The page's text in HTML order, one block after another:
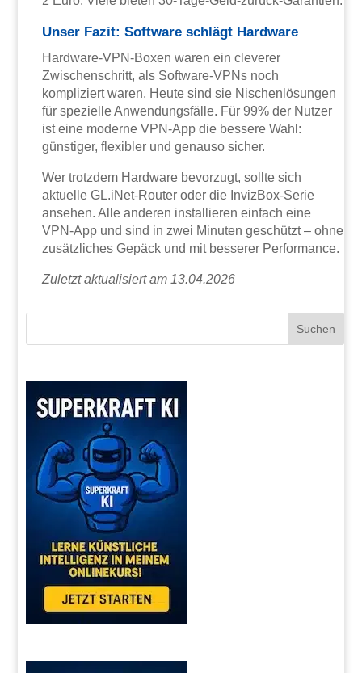
Unser Fazit: Software schlägt Hardware
Hardware-VPN-Boxen waren ein cleverer
Zwischenschritt, als Software-VPNs noch
kompliziert waren. Heute sind sie Nischenlösungen
für spezielle Anwendungsfälle. Für 99% der Nutzer
ist eine moderne VPN-App die bessere Wahl:
günstiger, flexibler und genauso sicher.
Wer trotzdem Hardware bevorzugt, sollte sich
aktuelle GL.iNet-Router oder die InvizBox-Serie
ansehen. Alle anderen installieren einfach eine
VPN-App und sind in zwei Minuten geschützt – ohne
zusätzliches Gepäck und mit besserer Performance.
Zuletzt aktualisiert am 13.04.2026